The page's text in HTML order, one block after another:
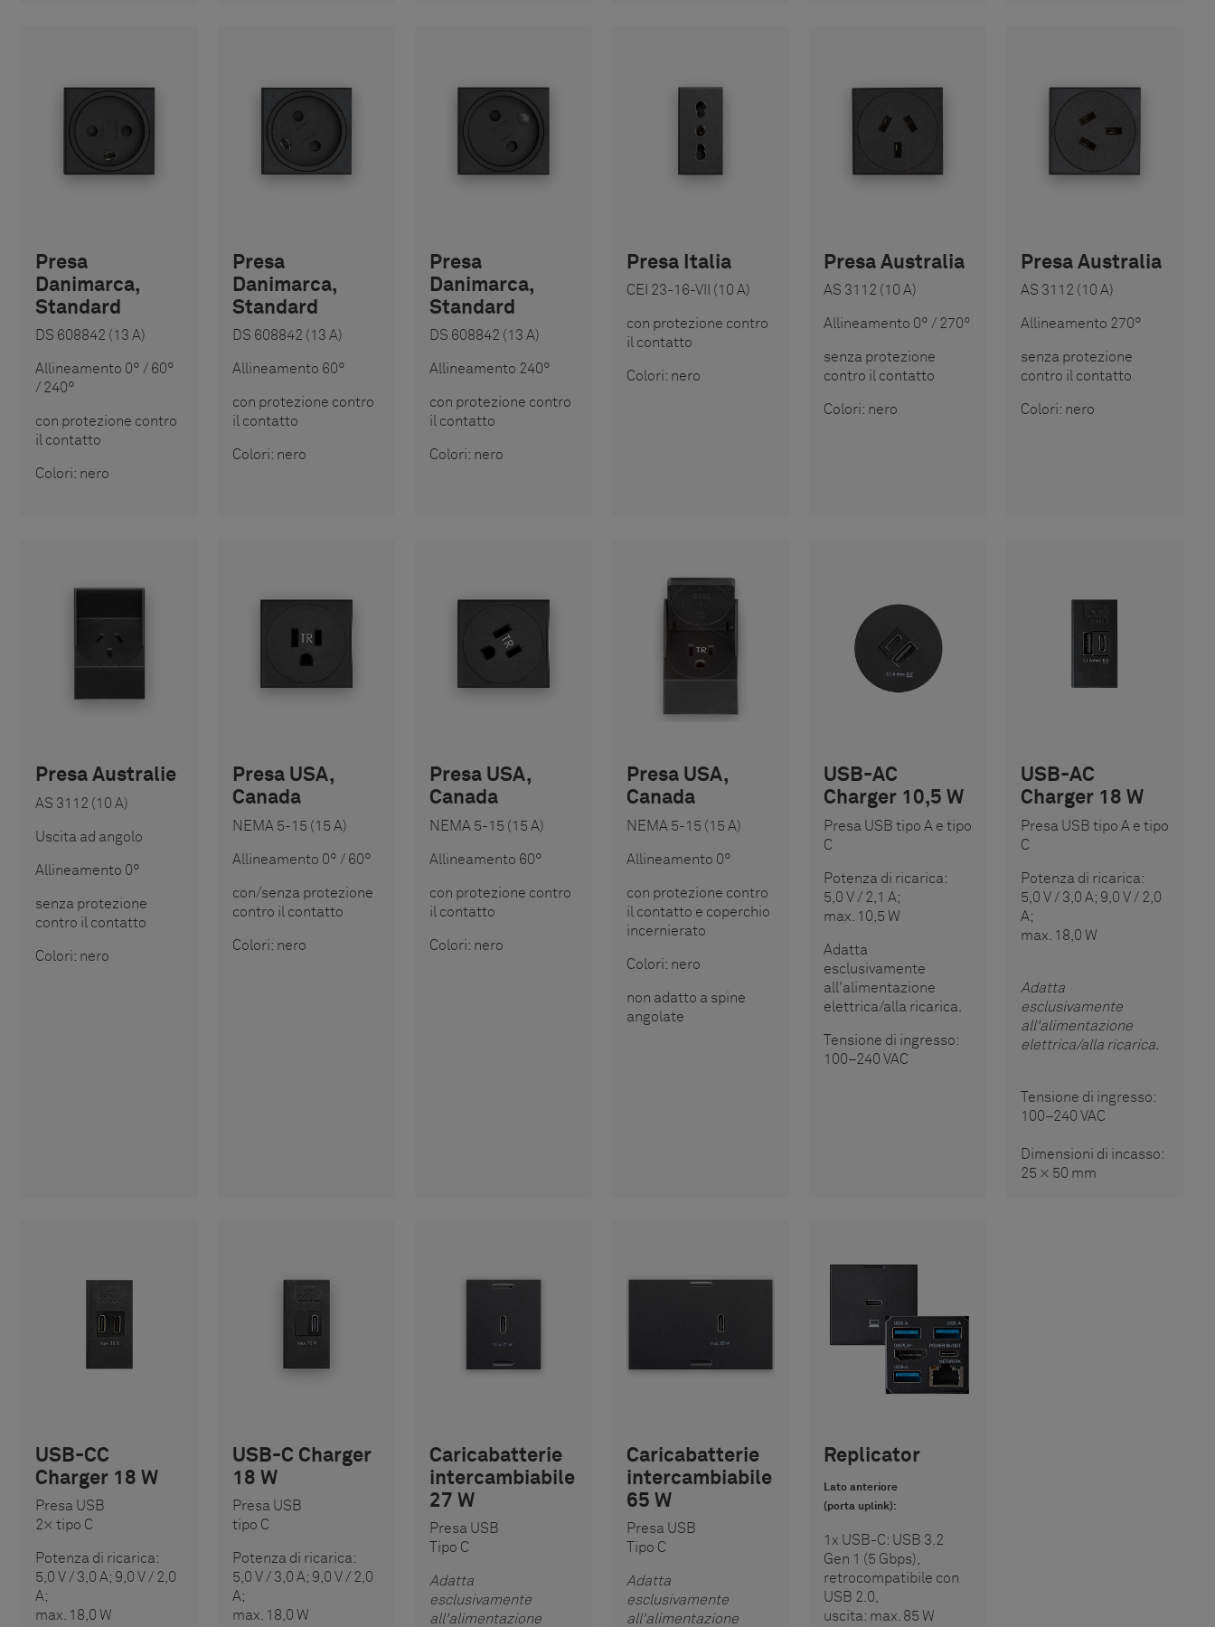
Presa
Danimarca,
Standard
DS 608842 (13 A)
Allineamento 0° / 60°
/ 240°
con protezione contro
il contatto
Colori: nero
Presa
Danimarca,
Standard
DS 608842 (13 A)
Allineamento 60°
con protezione contro
il contatto
Colori: nero
Presa
Danimarca,
Standard
DS 608842 (13 A)
Allineamento 240°
con protezione contro
il contatto
Colori: nero
Presa Italia
CEI 23-16-VII (10 A)
con protezione contro
il contatto
Colori: nero
Presa Australia
AS 3112 (10 A)
Allineamento 0° / 270°
senza protezione
contro il contatto
Colori: nero
Presa Australia
AS 3112 (10 A)
Allineamento 270°
senza protezione
contro il contatto
Colori: nero
Presa Australie
AS 3112 (10 A)
Uscita ad angolo
Allineamento 0°
senza protezione
contro il contatto
Colori: nero
Presa USA,
Canada
NEMA 5-15 (15 A)
Allineamento 0° / 60°
con/senza protezione
contro il contatto
Colori: nero
Presa USA,
Canada
NEMA 5-15 (15 A)
Allineamento 60°
con protezione contro
il contatto
Colori: nero
Presa USA,
Canada
NEMA 5-15 (15 A)
Allineamento 0°
con protezione contro
il contatto e coperchio
incernierato
Colori: nero
non adatto a spine
angolate
USB-AC
Charger 10,5 W
Presa USB tipo A e tipo
C
Potenza di ricarica:
5,0 V / 2,1 A;
max. 10,5 W
Adatta
esclusivamente
all'alimentazione
elettrica/alla ricarica.
Tensione di ingresso:
100–240 VAC
USB-AC
Charger 18 W
Presa USB tipo A e tipo
C
Potenza di ricarica:
5,0 V / 3,0 A; 9,0 V / 2,0
A;
max. 18,0 W
Adatta
esclusivamente
all'alimentazione
elettrica/alla ricarica.
Tensione di ingresso:
100–240 VAC
Dimensioni di incasso:
25 × 50 mm
USB-CC
Charger 18 W
Presa USB
2× tipo C
Potenza di ricarica:
5,0 V / 3,0 A; 9,0 V / 2,0
A;
max. 18,0 W
USB-C Charger
18 W
Presa USB
tipo C
Potenza di ricarica:
5,0 V / 3,0 A; 9,0 V / 2,0
A;
max. 18,0 W
Caricabatterie
intercambiabile
27 W
Presa USB
Tipo C
Adatta
esclusivamente
all'alimentazione
Caricabatterie
intercambiabile
65 W
Presa USB
Tipo C
Adatta
esclusivamente
all'alimentazione
Replicator
Lato anteriore
(porta uplink):
1x USB-C: USB 3.2
Gen 1 (5 Gbps),
retrocompatibile con
USB 2.0,
uscita: max. 85 W